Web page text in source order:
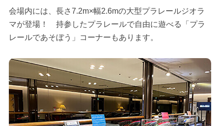
会場内には、長さ7.2m×幅2.6mの大型プラレールジオラ
マが登場！ 持参したプラレールで自由に遊べる「プラ
レールであそぼう」コーナーもあります。